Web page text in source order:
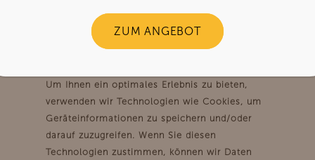
Zustimmung verwalten
Um Ihnen ein optimales Erlebnis zu bieten,
verwenden wir Technologien wie Cookies, um
Geräteinformationen zu speichern und/oder
darauf zuzugreifen. Wenn Sie diesen
Technologien zustimmen, können wir Daten
+49 (0) 34244 59692
info@www.arum-kaffee.de
Über Uns
und Getränkesysteme
Versandarten
Widerrufsbelehrung
AGB mit Kundeninformationen
ZUM ANGEBOT